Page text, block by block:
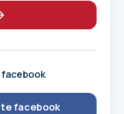
facebook